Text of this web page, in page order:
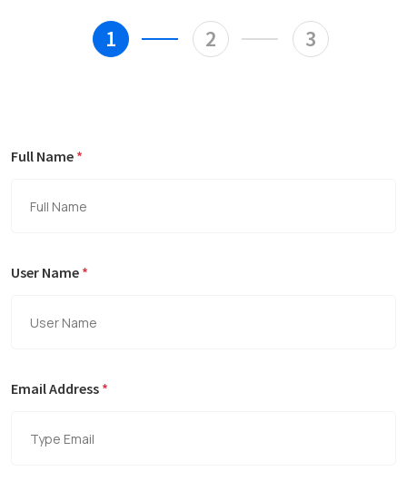
1 2 3
Full Name *
User Name *
Email Address *